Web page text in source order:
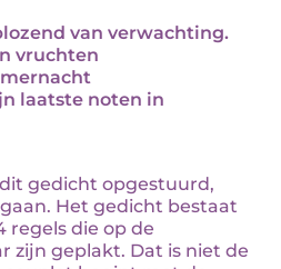
van verwachting.
vruchten
laatste noten in
gedicht opgestuurd,
Het gedicht bestaat
regels die op de
zijn geplakt. Dat is niet de